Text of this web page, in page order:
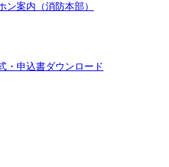
ン案内（消防本部）
・申込書ダウンロード